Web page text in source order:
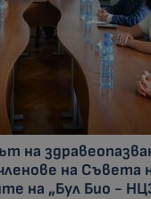
на
на Съвета
на „Бул Био -